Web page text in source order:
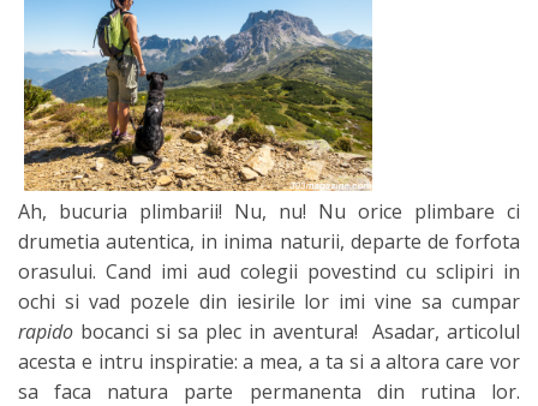
Ah, bucuria plimbarii! Nu, nu! Nu orice plimbare ci
drumetia autentica, in inima naturii, departe de forfota
orasului. Cand imi aud colegii povestind cu sclipiri in
ochi si vad pozele din iesirile lor imi vine sa cumpar
rapido bocanci si sa plec in aventura! Asadar, articolul
acesta e intru inspiratie: a mea, a ta si a altora care vor
sa faca natura parte permanenta din rutina lor.